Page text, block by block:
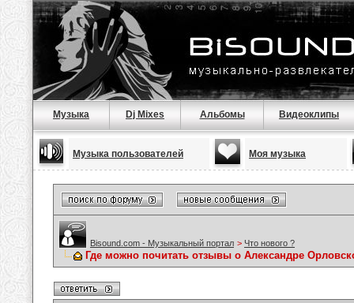
Музыка Dj Mixes Альбомы Видеоклипы
Музыка пользователей Моя музыка
Bisound.com - Музыкальный портал > Что нового ?
Где можно почитать отзывы о Александре